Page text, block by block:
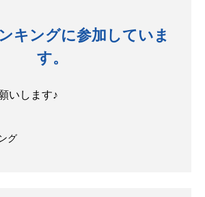
キングに参加していま
す。
いします♪
グ